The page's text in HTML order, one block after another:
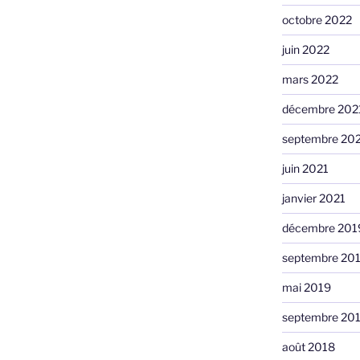
octobre 2022
juin 2022
mars 2022
décembre
septembre
juin 2021
janvier 2021
décembre
septembre
mai 2019
septembre
août 2018